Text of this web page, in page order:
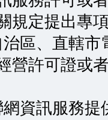
規定提出專
區、直轄市
營許可證或
資訊服務提